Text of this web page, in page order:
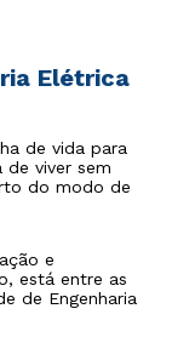
Elétrica
de vida para
de viver sem
do modo de
e
está entre as
de Engenharia